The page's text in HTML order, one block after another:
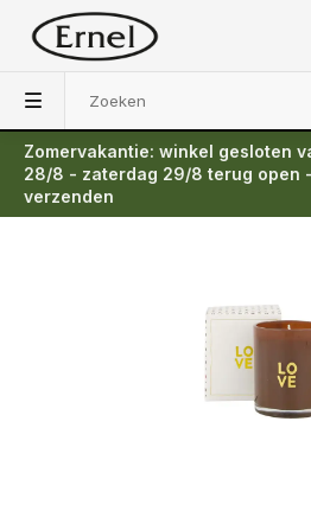
Zomervakantie: winkel gesloten
28/8 - zaterdag 29/8 terug open
verzenden
Terug